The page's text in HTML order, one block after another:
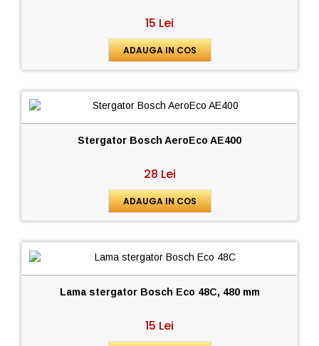
15 Lei
ADAUGA IN COS
Stergator Bosch AeroEco AE400
28 Lei
ADAUGA IN COS
Lama stergator Bosch Eco 48C, 480 mm
15 Lei